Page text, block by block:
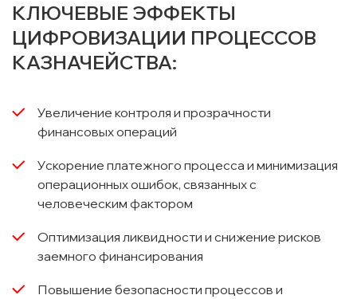
КЛЮЧЕВЫЕ ЭФФЕКТЫ
ЦИФРОВИЗАЦИИ ПРОЦЕССОВ
КАЗНАЧЕЙСТВА:
Увеличение контроля и прозрачности
финансовых операций
Ускорение платежного процесса и минимизация
операционных ошибок, связанных с
человеческим фактором
Оптимизация ликвидности и снижение рисков
заемного финансирования
Повышение безопасности процессов и